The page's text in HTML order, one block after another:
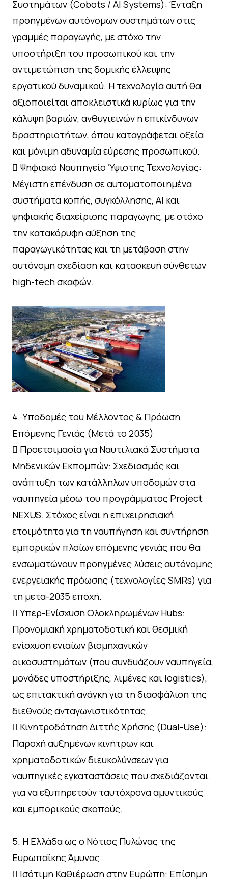
Συστημάτων (Cobots / AI Systems): Ένταξη
προηγμένων αυτόνομων συστημάτων στις
γραμμές παραγωγής, με στόχο την
υποστήριξη του προσωπικού και την
αντιμετώπιση της δομικής έλλειψης
εργατικού δυναμικού. Η τεχνολογία αυτή θα
αξιοποιείται αποκλειστικά κυρίως για την
κάλυψη βαριών, ανθυγιεινών ή επικίνδυνων
δραστηριοτήτων, όπου καταγράφεται οξεία
και μόνιμη αδυναμία εύρεσης προσωπικού.
 Ψηφιακό Ναυπηγείο Ύψιστης Τεχνολογίας:
Μέγιστη επένδυση σε αυτοματοποιημένα
συστήματα κοπής, συγκόλλησης, AI και
ψηφιακής διαχείρισης παραγωγής, με στόχο
την κατακόρυφη αύξηση της
παραγωγικότητας και τη μετάβαση στην
αυτόνομη σχεδίαση και κατασκευή σύνθετων
high-tech σκαφών.
4. Υποδομές του Μέλλοντος & Πρόωση
Επόμενης Γενιάς (Μετά το 2035)
 Προετοιμασία για Ναυτιλιακά Συστήματα
Μηδενικών Εκπομπών: Σχεδιασμός και
ανάπτυξη των κατάλληλων υποδομών στα
ναυπηγεία μέσω του προγράμματος Project
NEXUS. Στόχος είναι η επιχειρησιακή
ετοιμότητα για τη ναυπήγηση και συντήρηση
εμπορικών πλοίων επόμενης γενιάς που θα
ενσωματώνουν προηγμένες λύσεις αυτόνομης
ενεργειακής πρόωσης (τεχνολογίες SMRs) για
τη μετα-2035 εποχή.
 Υπερ-Ενίσχυση Ολοκληρωμένων Hubs:
Προνομιακή χρηματοδοτική και θεσμική
ενίσχυση ενιαίων βιομηχανικών
οικοσυστημάτων (που συνδυάζουν ναυπηγεία,
μονάδες υποστήριξης, λιμένες και logistics),
ως επιτακτική ανάγκη για τη διασφάλιση της
διεθνούς ανταγωνιστικότητας.
 Κινητροδότηση Διττής Χρήσης (Dual-Use):
Παροχή αυξημένων κινήτρων και
χρηματοδοτικών διευκολύνσεων για
ναυπηγικές εγκαταστάσεις που σχεδιάζονται
για να εξυπηρετούν ταυτόχρονα αμυντικούς
και εμπορικούς σκοπούς.
5. Η Ελλάδα ως ο Νότιος Πυλώνας της
Ευρωπαϊκής Άμυνας
 Ισότιμη Καθιέρωση στην Ευρώπη: Επίσημη